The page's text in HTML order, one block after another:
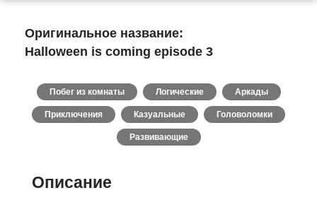
Оригинальное название:
Halloween is coming episode 3
Побег из комнаты Логические Аркады
Приключения Казуальные Головоломки
Развивающие
Описание